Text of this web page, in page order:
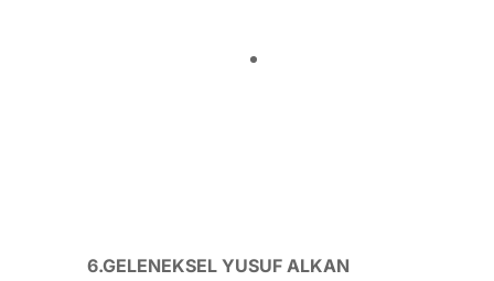
6.GELENEKSEL YUSUF ALKAN